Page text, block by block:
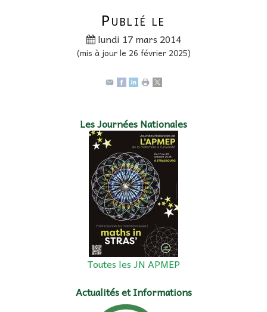
Publié le
lundi 17 mars 2014
(mis à jour le 26 février 2025)
Les Journées Nationales
Toutes les JN APMEP
Actualités et Informations